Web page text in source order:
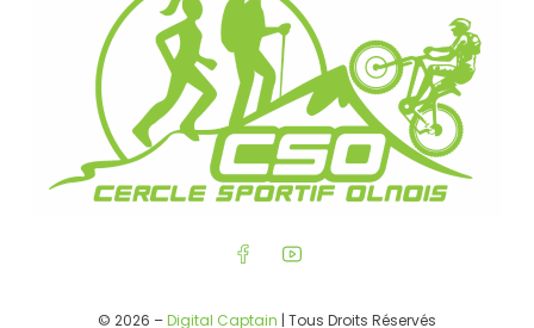
© 2026 –Digital Captain | Tous Droits Réservés